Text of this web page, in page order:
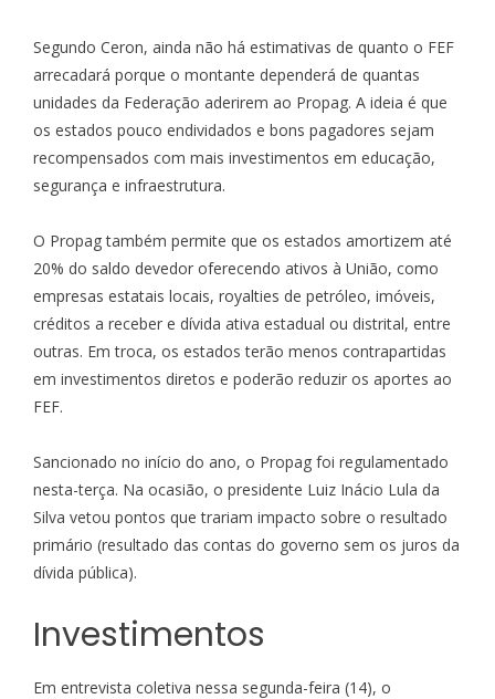
Segundo Ceron, ainda não há estimativas de quanto o FEF
arrecadará porque o montante dependerá de quantas
unidades da Federação aderirem ao Propag. A ideia é que
os estados pouco endividados e bons pagadores sejam
recompensados com mais investimentos em educação,
segurança e infraestrutura.
O Propag também permite que os estados amortizem até
20% do saldo devedor oferecendo ativos à União, como
empresas estatais locais, royalties de petróleo, imóveis,
créditos a receber e dívida ativa estadual ou distrital, entre
outras. Em troca, os estados terão menos contrapartidas
em investimentos diretos e poderão reduzir os aportes ao
FEF.
Sancionado no início do ano, o Propag foi regulamentado
nesta-terça. Na ocasião, o presidente Luiz Inácio Lula da
Silva vetou pontos que trariam impacto sobre o resultado
primário (resultado das contas do governo sem os juros da
dívida pública).
Investimentos
Em entrevista coletiva nessa segunda-feira (14), o